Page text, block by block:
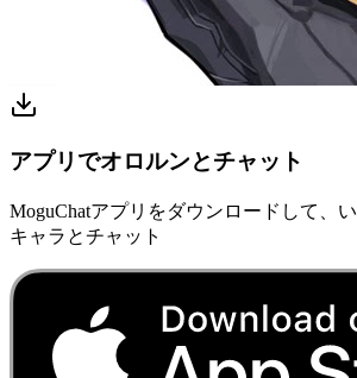
アプリでオロルンとチャット
MoguChatアプリをダウンロードして、
キャラとチャット